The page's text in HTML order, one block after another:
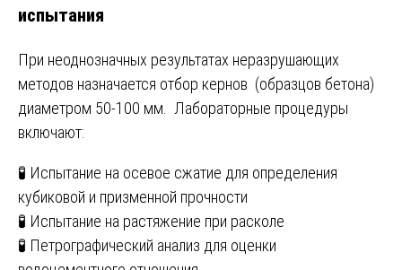
испытания
При неоднозначных результатах неразрушающих
методов назначается отбор кернов (образцов бетона)
диаметром 50-100 мм. Лабораторные процедуры
включают:
🧪 Испытание на осевое сжатие для определения
кубиковой и призменной прочности
🧪 Испытание на растяжение при расколе
🧪 Петрографический анализ для оценки